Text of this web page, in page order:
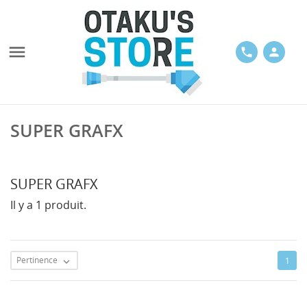
 phone person
SUPER GRAFX
SUPER GRAFX
Il y a 1 produit.
Pertinence  1